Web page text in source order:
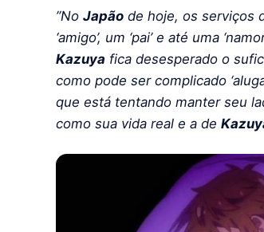
”No Japão de hoje, os serviços
‘amigo’, um ‘pai’ e até uma
Kazuya fica desesperado o
como pode ser complicado
que está tentando manter seu
como sua vida real e a de